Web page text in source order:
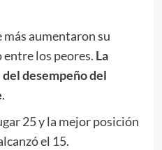
más aumentaron su
los peores. La
desempeño del
.
25 y la mejor posición
el 15.